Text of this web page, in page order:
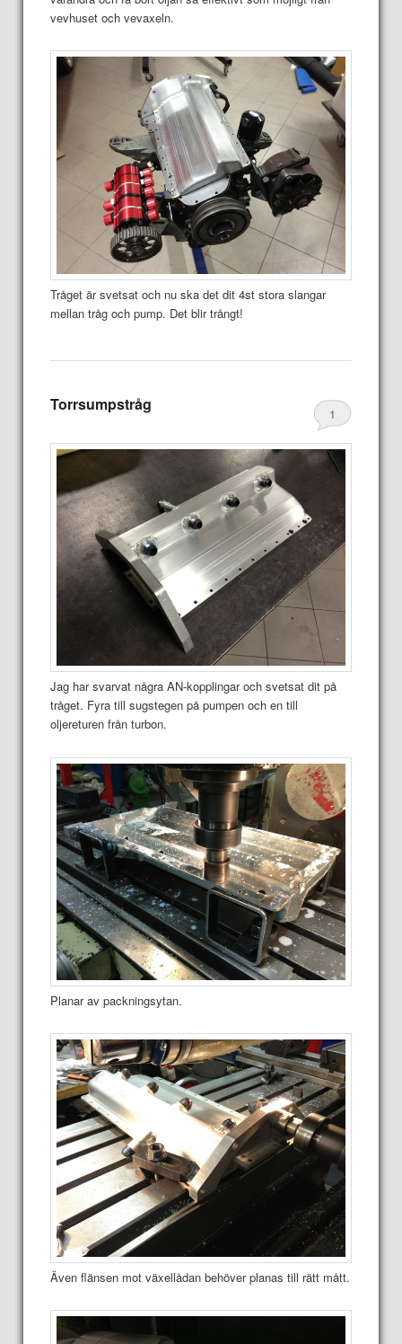
vevhuset och vevaxeln.
Tråget är svetsat och nu ska det dit 4st stora slangar
mellan tråg och pump. Det blir trångt!
Torrsumpstråg 1
Jag har svarvat några AN-kopplingar och svetsat dit på
tråget. Fyra till sugstegen på pumpen och en till
oljereturen från turbon.
Planar av packningsytan.
Även flänsen mot växellådan behöver planas till rätt mått.